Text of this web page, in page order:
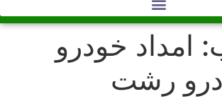
امداد خودرو
رشت